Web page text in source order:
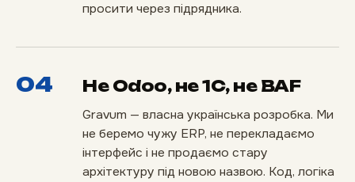
просити через підрядника.
04 Не Odoo, не 1С, не BAF
Gravum — власна українська розробка. Ми
не беремо чужу ERP, не перекладаємо
інтерфейс і не продаємо стару
архітектуру під новою назвою. Код, логіка